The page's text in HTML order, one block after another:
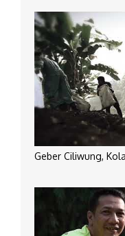
Geber Ciliwung,